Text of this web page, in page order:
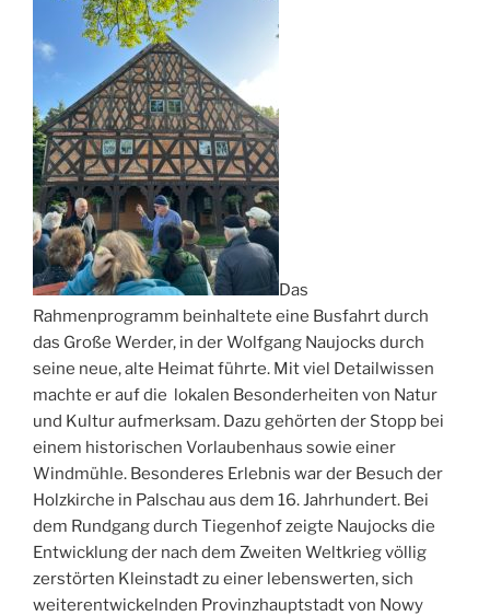
Das
Rahmenprogramm beinhaltete eine Busfahrt durch
das Große Werder, in der Wolfgang Naujocks durch
seine neue, alte Heimat führte. Mit viel Detailwissen
machte er auf die lokalen Besonderheiten von Natur
und Kultur aufmerksam. Dazu gehörten der Stopp bei
einem historischen Vorlaubenhaus sowie einer
Windmühle. Besonderes Erlebnis war der Besuch der
Holzkirche in Palschau aus dem 16. Jahrhundert. Bei
dem Rundgang durch Tiegenhof zeigte Naujocks die
Entwicklung der nach dem Zweiten Weltkrieg völlig
zerstörten Kleinstadt zu einer lebenswerten, sich
weiterentwickelnden Provinzhauptstadt von Nowy